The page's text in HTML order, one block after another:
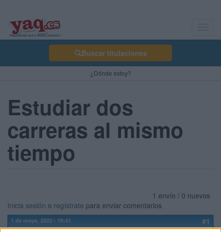
Buscar titulaciones
¿Dónde estoy?
Estudiar dos
carreras al mismo
tiempo
1 envío / 0 nuevos
Inicia sesión o regístrate para enviar comentarios
1 de mayo, 2022 - 19:41 #1